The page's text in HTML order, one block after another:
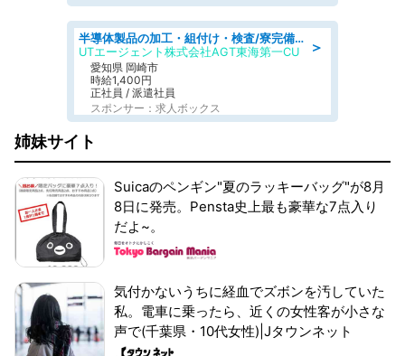
＞
半導体製品の加工・組付け・検査/寮完備/日勤/日払い/工場・製造
UTエージェント株式会社AGT東海第一CU
愛知県 岡崎市
時給1,400円
正社員 / 派遣社員
スポンサー：求人ボックス
姉妹サイト
Suicaのペンギン"夏のラッキーバッグ"が8月
8日に発売。Pensta史上最も豪華な7点入り
だよ~。
気付かないうちに経血でズボンを汚していた
私。電車に乗ったら、近くの女性客が小さな
声で(千葉県・10代女性)|Jタウンネット